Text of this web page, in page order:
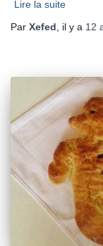
Lire la suite
Par Xefed , il y a 12